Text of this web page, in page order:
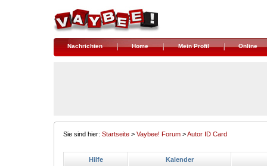
Nachrichten Home Mein Profil Online
Sie sind hier: Startseite > Vaybee! Forum >Autor ID Card
Hilfe Kalender